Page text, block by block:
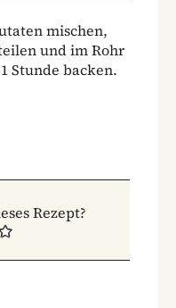
mischen,
und im Rohr
Stunde backen.
Rezept?